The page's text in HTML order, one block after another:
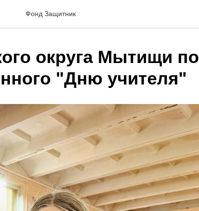
Фонд Защитник
округа Мытищи по
"Дню учителя"